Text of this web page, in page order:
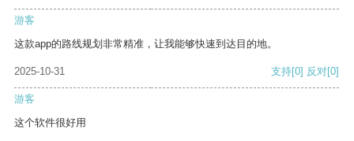
游客
这款app的路线规划非常精准，让我能够快速到达目的地。
2025-10-31 支持[0] 反对[0]
游客
这个软件很好用